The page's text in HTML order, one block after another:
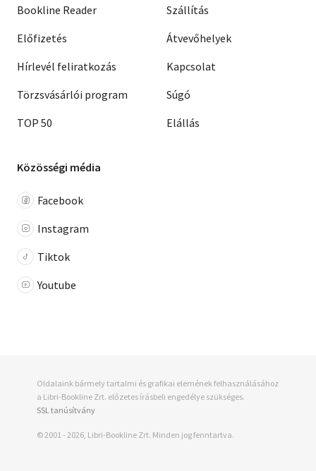
Bookline Reader
Előfizetés
Hírlevél feliratkozás
Törzsvásárlói program
TOP 50
Szállítás
Átvevőhelyek
Kapcsolat
Súgó
Elállás
Közösségi média
Facebook
Instagram
Tiktok
Youtube
Oldalaink bármely tartalmi és grafikai elemének felhasználásához
a Libri-Bookline Zrt. előzetes írásbeli engedélye szükséges.
SSL tanúsítvány
© 2001 - 2026, Libri-Bookline Zrt. Minden jog fenntartva.